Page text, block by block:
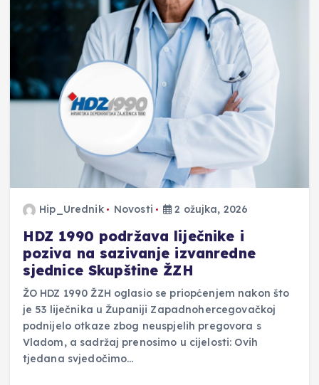
Hip_Urednik Novosti 2 ožujka, 2026
HDZ 1990 podržava liječnike i
poziva na sazivanje izvanredne
sjednice Skupštine ŽZH
ŽO HDZ 1990 ŽZH oglasio se priopćenjem nakon što
je 53 liječnika u Županiji Zapadnohercegovačkoj
podnijelo otkaze zbog neuspjelih pregovora s
Vladom, a sadržaj prenosimo u cijelosti: Ovih
tjedana svjedočimo…